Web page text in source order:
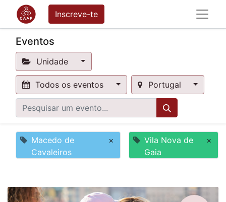
Inscreve-te
Eventos
Unidade
Todos os eventos Portugal
Macedo de
Cavaleiros
×
Vila Nova de
Gaia
×